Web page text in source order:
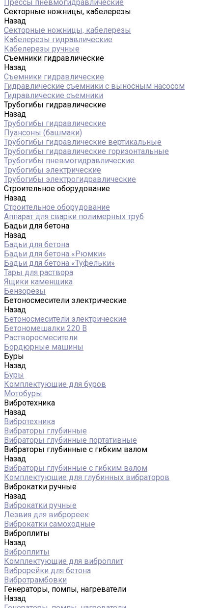
Прессы пневмогидравлические
Секторные ножницы, кабелерезы
Назад
Секторные ножницы, кабелерезы
Кабелерезы гидравлические
Кабелерезы ручные
Съемники гидравлические
Назад
Съемники гидравлические
Гидравлические cъемники с выносным насосом
Гидравлические съемники
Трубогибы гидравлические
Назад
Трубогибы гидравлические
Пуансоны (башмаки)
Трубогибы гидравлические вертикальные
Трубогибы гидравлические горизонтальные
Трубогибы пневмогидравлические
Трубогибы электрические
Трубогибы электрогидравлические
Строительное оборудование
Назад
Строительное оборудование
Аппарат для сварки полимерных труб
Бадьи для бетона
Назад
Бадьи для бетона
Бадьи для бетона «Рюмки»
Бадьи для бетона «Туфельки»
Тары для раствора
Ящики каменщика
Бензорезы
Бетоносмесители электрические
Назад
Бетоносмесители электрические
Бетономешалки 220 В
Растворосмесители
Бордюрные машины
Буры
Назад
Буры
Комплектующие для буров
Мотобуры
Вибротехника
Назад
Вибротехника
Вибраторы глубинные
Вибраторы глубинные портативные
Вибраторы глубинные с гибким валом
Назад
Вибраторы глубинные с гибким валом
Комплектующие для глубинных вибраторов
Виброкатки ручные
Назад
Виброкатки ручные
Лезвия для виброреек
Виброкатки самоходные
Виброплиты
Назад
Виброплиты
Комплектующие для виброплит
Виброрейки для бетона
Вибротрамбовки
Генераторы, помпы, нагреватели
Назад